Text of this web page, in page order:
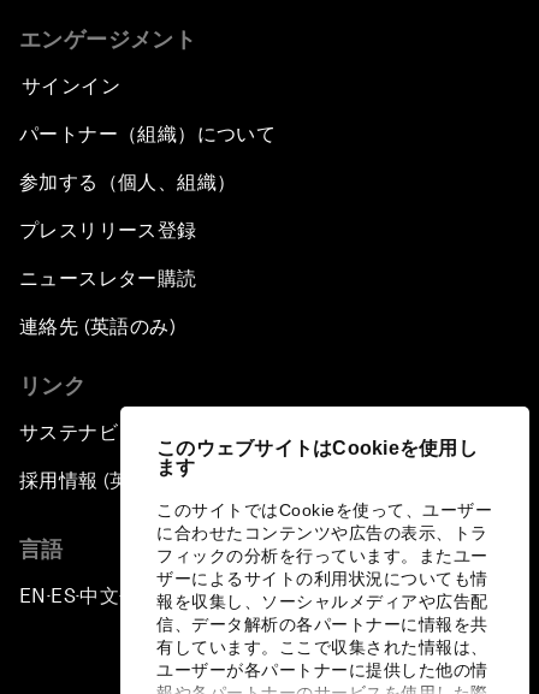
このウェブサイトはCookieを使用し
ます
このサイトではCookieを使って、ユーザー
に合わせたコンテンツや広告の表示、トラ
フィックの分析を行っています。またユー
ザーによるサイトの利用状況についても情
報を収集し、ソーシャルメディアや広告配
信、データ解析の各パートナーに情報を共
有しています。ここで収集された情報は、
ユーザーが各パートナーに提供した他の情
エンゲージメント
サインイン
パートナー（組織）について
参加する（個人、組織）
プレスリリース登録
ニュースレター購読
連絡先 (英語のみ)
リンク
サステナビリティへの取り組み
採用情報 (英語のみ)
言語
EN ▪ES▪中文▪ 日本語